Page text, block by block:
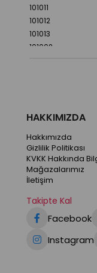
101011
101012
101013
101002
101003
HAKKIMIZDA
Hakkımızda
Gizlilik Politikası
KVKK Hakkında
Mağazalarımız
İletişim
Takipte Kal
Facebook
Instagram